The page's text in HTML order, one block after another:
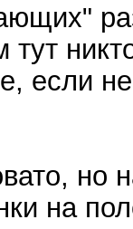
тут
если
но
на